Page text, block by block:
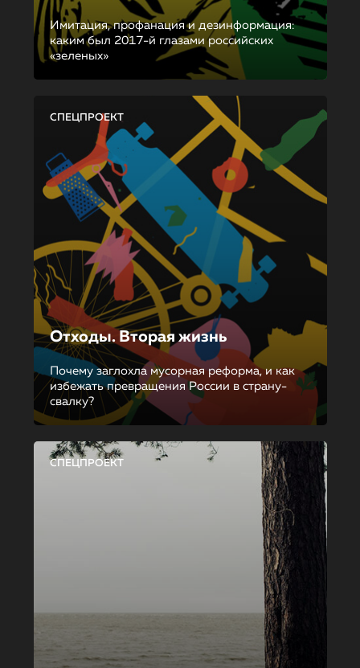
Имитация, профанация и дезинформация:
каким был 2017-й глазами российских
«зеленых»
СПЕЦПРОЕКТ
Отходы. Вторая жизнь
Почему заглохла мусорная реформа, и как
избежать превращения России в страну-
свалку?
СПЕЦПРОЕКТ